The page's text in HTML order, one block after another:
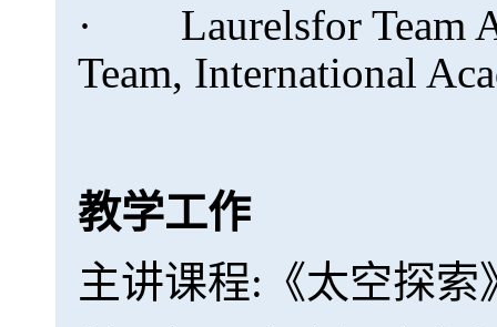
· Laurelsfor Team
Team, International
教学工作
主讲课程:《太空探